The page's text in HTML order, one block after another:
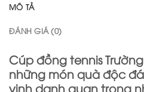
MÔ TẢ
ĐÁNH GIÁ (0)
Cúp đồng tennis
những món quà độc
vinh danh quan trọng